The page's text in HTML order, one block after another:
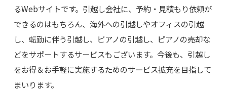
るWebサイトです。引越し会社に、予約・見積もり依頼が
できるのはもちろん、海外への引越しやオフィスの引越
し、転勤に伴う引越し、ピアノの引越し、ピアノの売却な
どをサポートするサービスもございます。今後も、引越し
をお得＆お手軽に実施するためのサービス拡充を目指して
まいります。